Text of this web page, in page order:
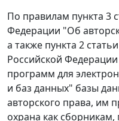
По правилам пункта 3
Федерации "Об
а также пункта 2
Российской
программ для
и баз данных" базы
авторского права, им
охрана как